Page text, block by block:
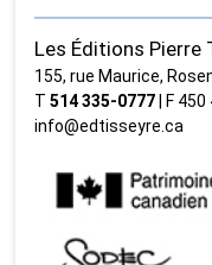
Les Éditions Pierre
155, rue Maurice,
T514 335‑0777 | F
info@edtisseyre.ca